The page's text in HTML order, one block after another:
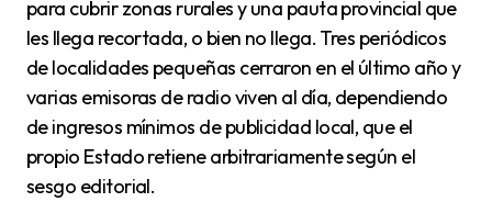
para cubrir zonas rurales y una pauta provincial que
les llega recortada, o bien no llega. Tres periódicos
de localidades pequeñas cerraron en el último año y
varias emisoras de radio viven al día, dependiendo
de ingresos mínimos de publicidad local, que el
propio Estado retiene arbitrariamente según el
sesgo editorial.